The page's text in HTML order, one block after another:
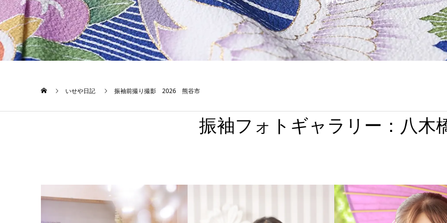
いせや日記 振袖前撮り撮影 2026 熊谷市
振袖フォトギャラリー： 八木